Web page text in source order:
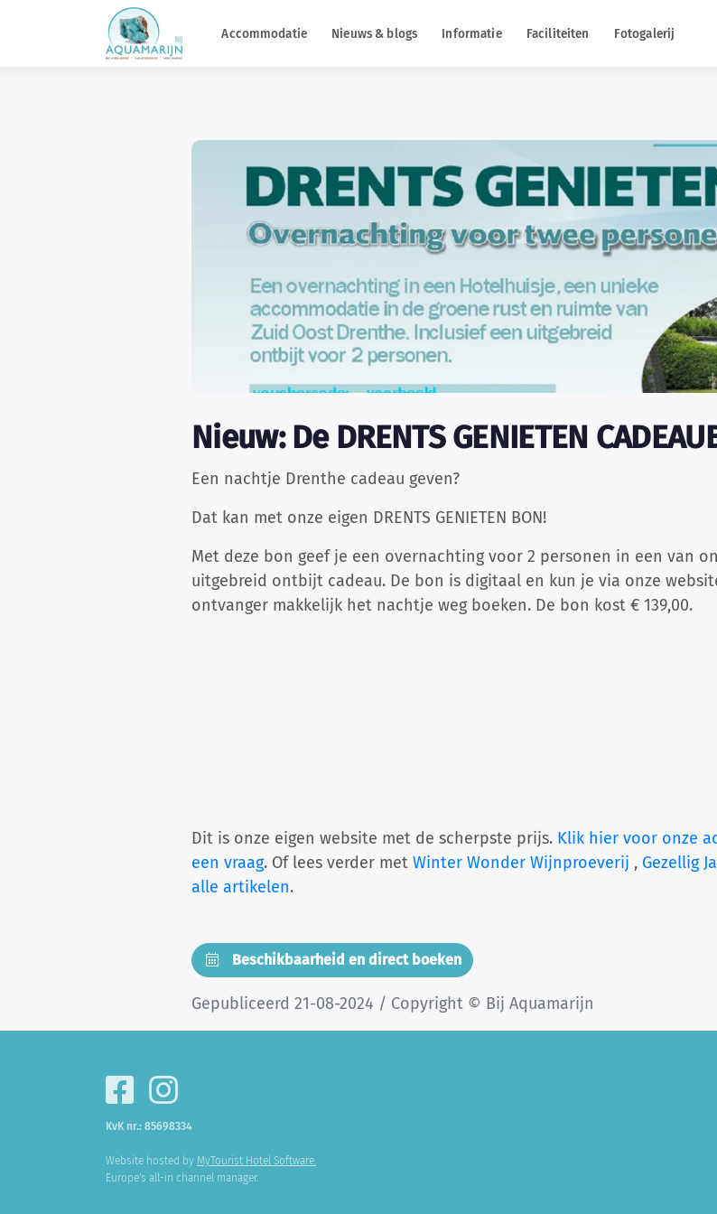
Accommodatie Nieuws & blogs Informatie Faciliteiten Fotogalerij
Nieuw: De DRENTS GENIETEN
Een nachtje Drenthe cadeau geven?
Dat kan met onze eigen DRENTS GENIETEN BON!
Met deze bon geef je een overnachting voor 2 personen in een van
uitgebreid ontbijt cadeau. De bon is digitaal en kun je via onze
ontvanger makkelijk het nachtje weg boeken. De bon kost € 139,00.
Dit is onze eigen website met de scherpste prijs. Klik hier voor onze
een vraag. Of lees verder met Winter Wonder Wijnproeverij , Gezellig
alle artikelen.
Beschikbaarheid en direct boeken
Gepubliceerd 21-08-2024 / Copyright © Bij Aquamarijn
KvK nr.: 85698334
Website hosted by MyTourist Hotel Software.
Europe's all-in channel manager.